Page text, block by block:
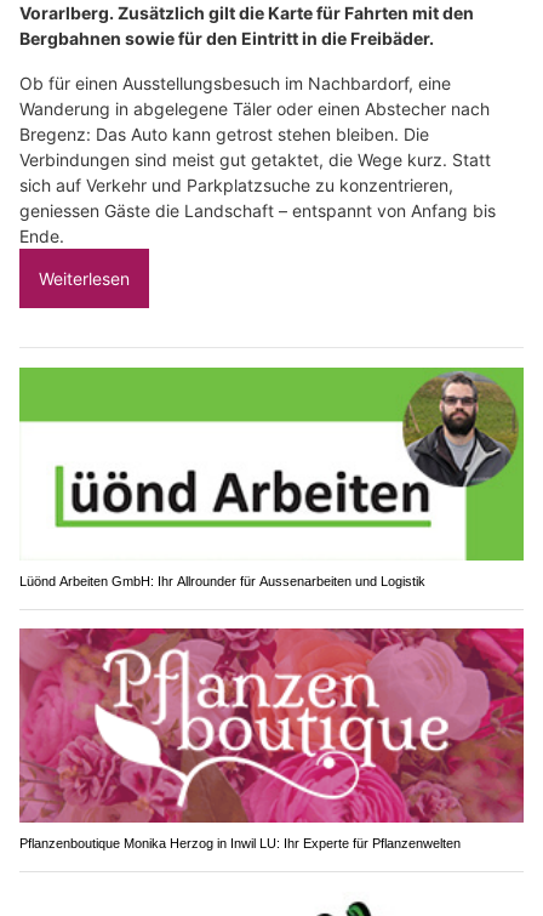
Vorarlberg. Zusätzlich gilt die Karte für Fahrten mit den
Bergbahnen sowie für den Eintritt in die Freibäder.
Ob für einen Ausstellungsbesuch im Nachbardorf, eine
Wanderung in abgelegene Täler oder einen Abstecher nach
Bregenz: Das Auto kann getrost stehen bleiben. Die
Verbindungen sind meist gut getaktet, die Wege kurz. Statt
sich auf Verkehr und Parkplatzsuche zu konzentrieren,
geniessen Gäste die Landschaft – entspannt von Anfang bis
Ende.
Weiterlesen
Lüönd Arbeiten GmbH: Ihr Allrounder für Aussenarbeiten und Logistik
Pflanzenboutique Monika Herzog in Inwil LU: Ihr Experte für Pflanzenwelten